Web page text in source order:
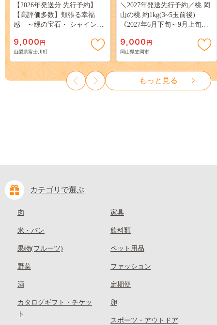
【2026年発送分 先行予約】
【高評価多数】頬張る幸福
感 ～緑の宝石・ シャインマ
３房） フルーツ 山梨県産 果
物 くだもの シャイン マスカ
ット ぶどう ブドウ 葡萄 大粒
種なし 先行予約 富士川町
10000円 一万円 9000円 九千円
9,000 円
山梨県富士川町
＼2027年発送先行予約／桃 岡
山の桃 約1kg(3~5玉前後)
《2027年6月下旬～9月上旬頃
岡山 はくとう スイーツ フル
ーツ 果物 デザート 旬 モモ も
も 先行予約 送料無料 果物 岡
山県 笠岡市 清水白桃 白鳳 白
麗 クール便---
kasaoka_zsy_419_100---
9,000 円
岡山県笠岡市
もっと見る
カテゴリで選ぶ
肉
米・パン
果物(フルーツ)
野菜
酒
カタログギフト・チケッ
ト
家具
飲料類
ペット用品
ファッション
定期便
卵
スポーツ・アウトドア